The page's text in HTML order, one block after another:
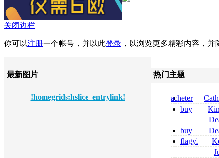
关闭边栏
你可以注册一个帐号，并以此登录 ，以浏览更多精彩内容，
最新图片
!homegrids:hslice_entrylink!
热门主题
acheter
dapsone site
buy
zolpidem usa
tizanidine
sans
buy
pregabalin
pregabalin
flagyl
online